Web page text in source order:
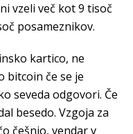
vzeli več kot 9 tisoč
posameznikov.
kartico, ne
bitcoin če se je
seveda odgovori. Če
besedo. Vzgoja za
češnjo, vendar v